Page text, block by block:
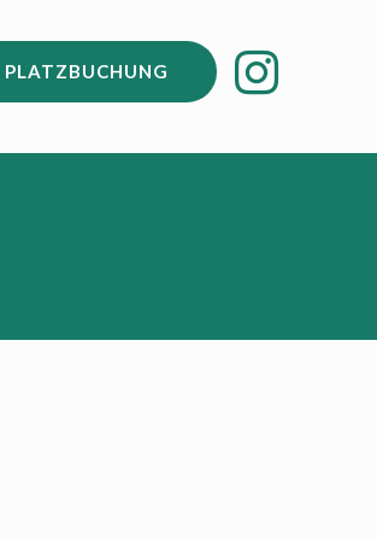
PLATZBUCHUNG 